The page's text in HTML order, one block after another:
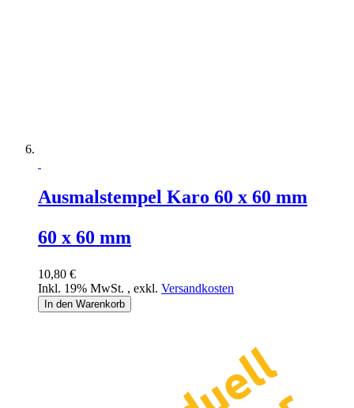
Ausmalstempel Karo 60 x 60 mm
60 x 60 mm
10,80 €
Inkl. 19% MwSt. , exkl. Versandkosten
In den Warenkorb